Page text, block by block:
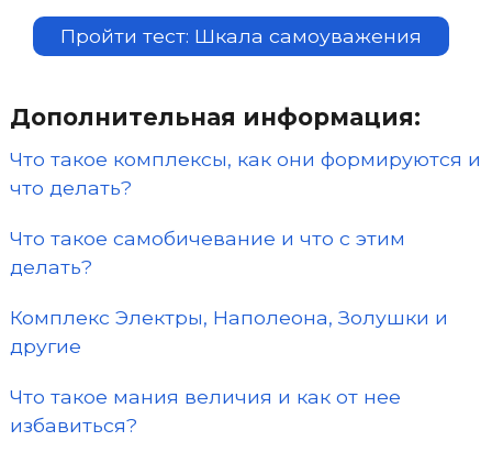
Пройти тест: Шкала самоуважения
Дополнительная информация:
Что такое комплексы, как они формируются и
что делать?
Что такое самобичевание и что с этим
делать?
Комплекс Электры, Наполеона, Золушки и
другие
Что такое мания величия и как от нее
избавиться?